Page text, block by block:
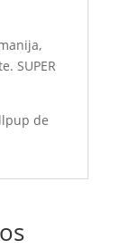
SUPER
de